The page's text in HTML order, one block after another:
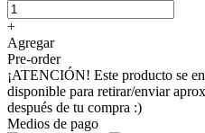
+
Agregar
Pre-order
¡ATENCIÓN! Este producto se
disponible para retirar/enviar
después de tu compra :)
Medios de pago